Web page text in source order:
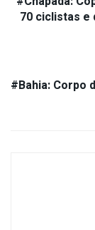
70 ciclistas e
#Bahia: Corpo